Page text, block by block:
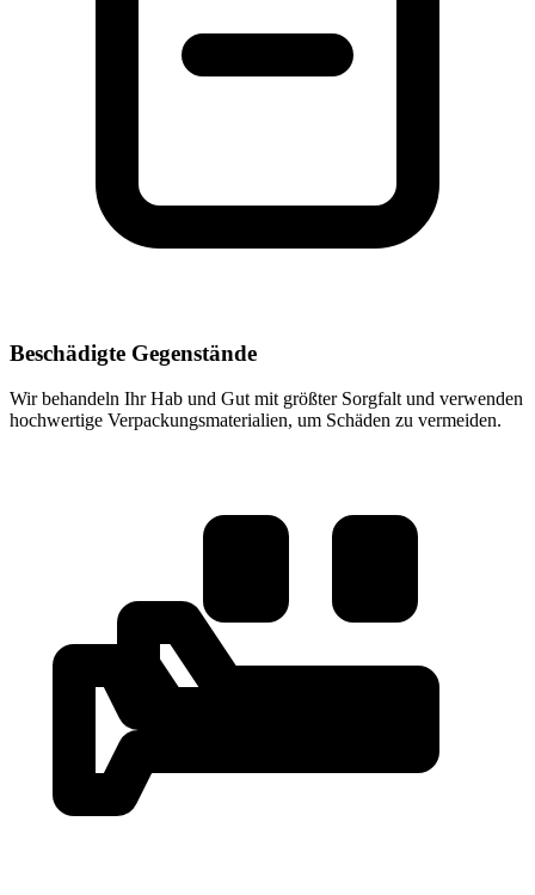
Beschädigte Gegenstände
Wir behandeln Ihr Hab und Gut mit größter Sorgfalt und verwenden
hochwertige Verpackungsmaterialien, um Schäden zu vermeiden.